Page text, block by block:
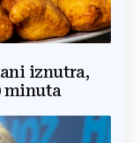
iznutra,
minuta